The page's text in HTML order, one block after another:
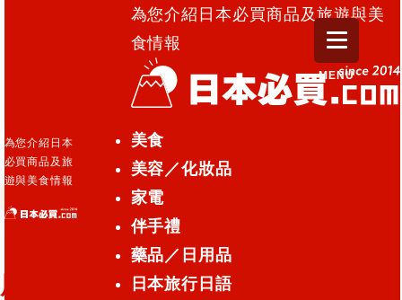
為您介紹日本
必買商品及旅
遊與美食情報
為您介紹日本必買商品及旅遊與美
食情報
美食
美容／化妝品
家電
伴手禮
藥品／日用品
日本旅行日語
MENU
展」登陸東京松屋銀座
2026.03.07
「原作出道100週年紀念 小熊維尼
展」登陸東京松屋銀座